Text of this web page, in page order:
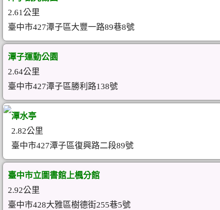
2.61公里
臺中市427潭子區大豐一路89巷8號
潭子運動公園
2.64公里
臺中市427潭子區勝利路138號
潭水亭
2.82公里
臺中市427潭子區復興路二段89號
臺中市立圖書館上楓分館
2.92公里
臺中市428大雅區樹德街255巷5號